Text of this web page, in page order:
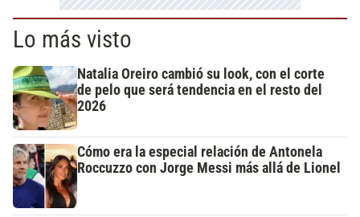
Lo más visto
Natalia Oreiro cambió su look, con el corte
de pelo que será tendencia en el resto del
2026
Cómo era la especial relación de Antonela
Roccuzzo con Jorge Messi más allá de Lionel